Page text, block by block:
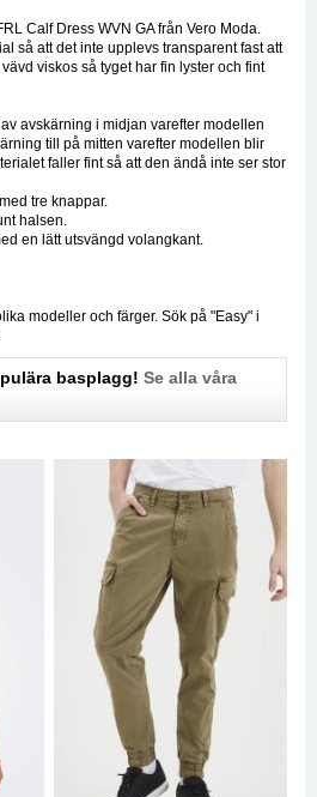
Calf Dress WVN GA från Vero Moda.
så att det inte upplevs transparent fast att
viskos så tyget har fin lyster och fint
avskärning i midjan varefter modellen
till på mitten varefter modellen blir
faller fint så att den ändå inte ser stor
tre knappar.
halsen.
en lätt utsvängd volangkant.
modeller och färger. Sök på "Easy" i
basplagg! Se alla våra